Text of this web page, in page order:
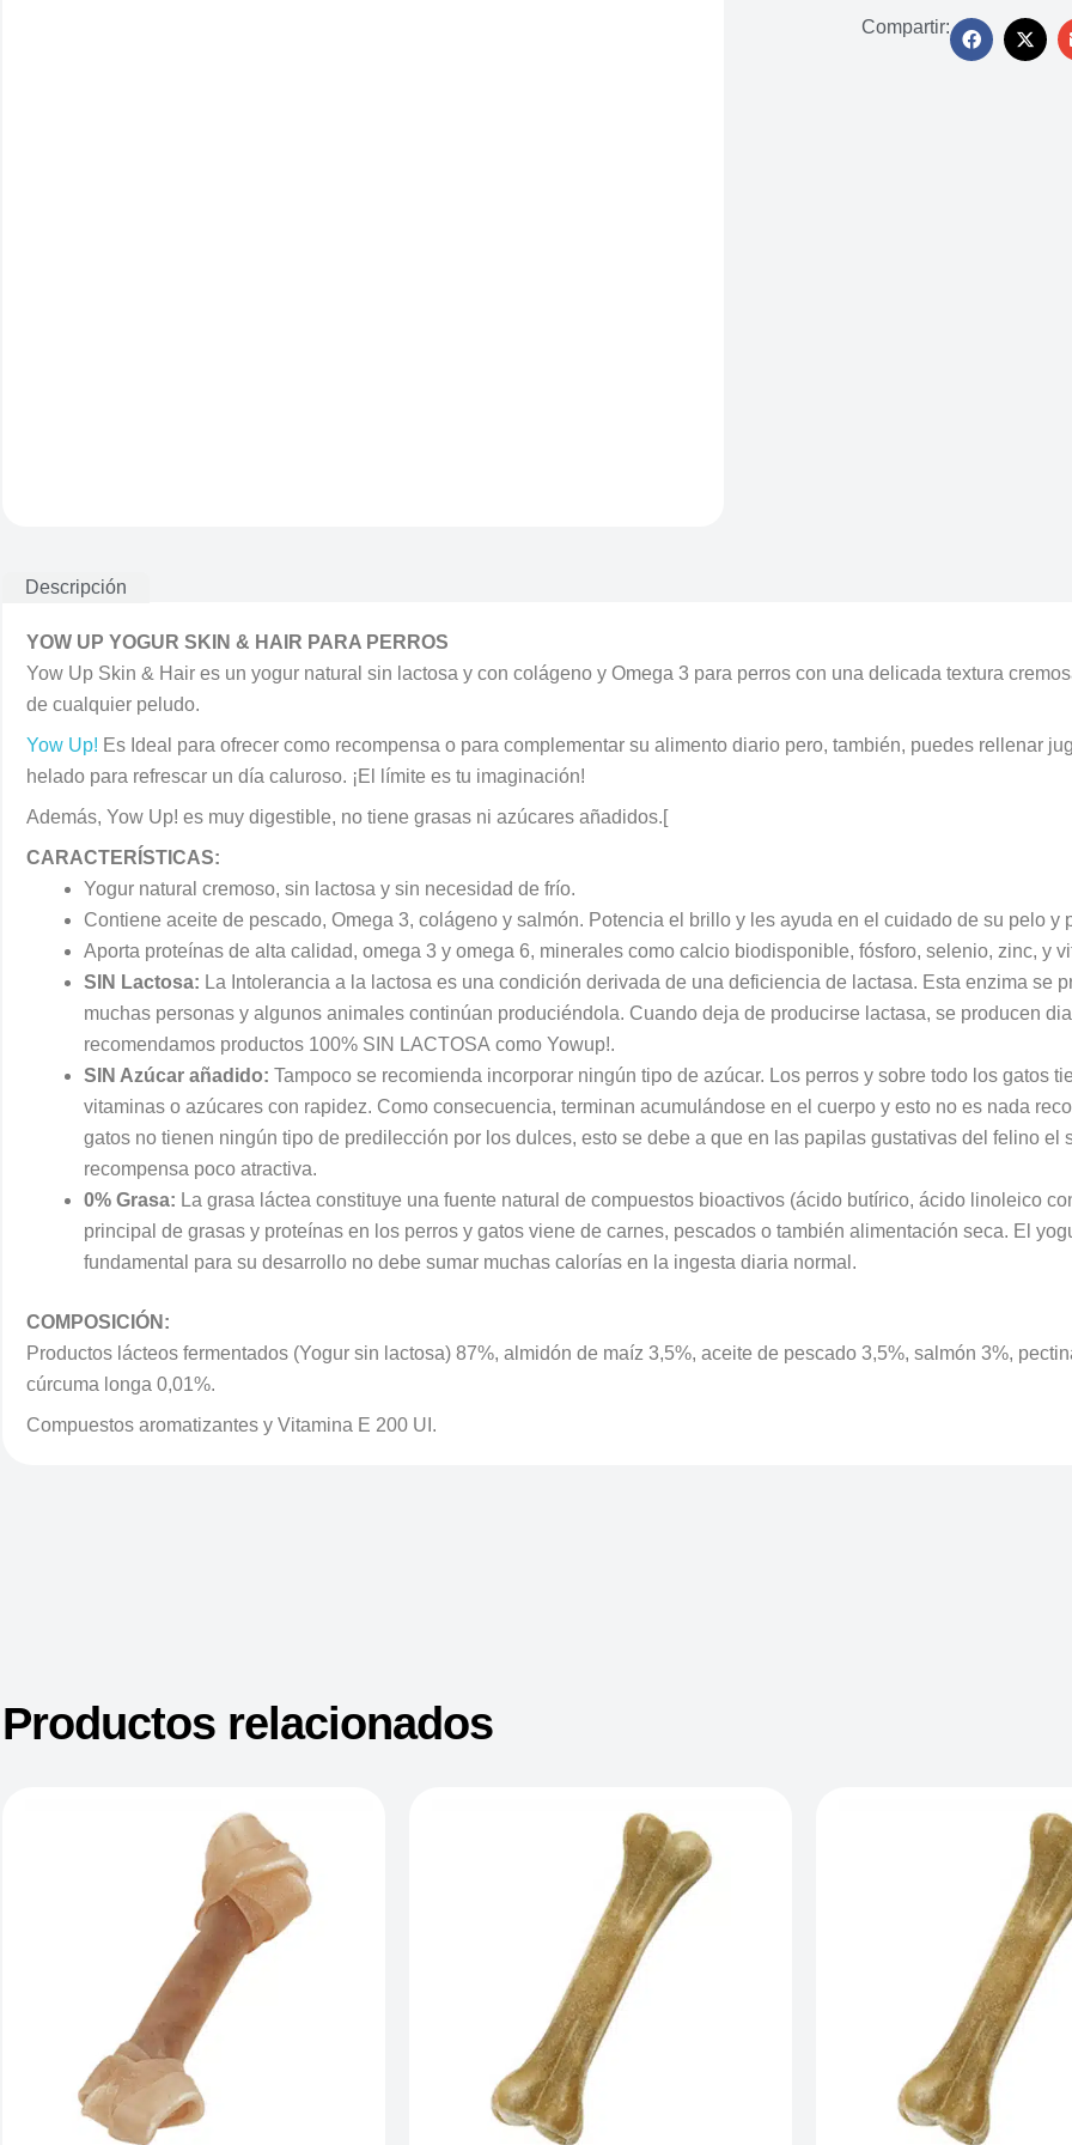
Compartir:
Descripción
YOW UP YOGUR SKIN & HAIR PARA PERROS
Yow Up Skin & Hair es un yogur natural sin lactosa y con colágeno y Omega 3 para perros con una delicada textura
de cualquier peludo.
Yow Up! Es Ideal para ofrecer como recompensa o para complementar su alimento diario pero, también, puedes rellenar
helado para refrescar un día caluroso. ¡El límite es tu imaginación!
Además, Yow Up! es muy digestible, no tiene grasas ni azúcares añadidos.[
CARACTERÍSTICAS:
Yogur natural cremoso, sin lactosa y sin necesidad de frío.
Contiene aceite de pescado, Omega 3, colágeno y salmón. Potencia el brillo y les ayuda en el cuidado de su pelo y
Aporta proteínas de alta calidad, omega 3 y omega 6, minerales como calcio biodisponible, fósforo, selenio, zinc, y
SIN Lactosa: La Intolerancia a la lactosa es una condición derivada de una deficiencia de lactasa. Esta enzima se
muchas personas y algunos animales continúan produciéndola. Cuando deja de producirse lactasa, se producen
recomendamos productos 100% SIN LACTOSA como Yowup!.
SIN Azúcar añadido: Tampoco se recomienda incorporar ningún tipo de azúcar. Los perros y sobre todo los gatos
vitaminas o azúcares con rapidez. Como consecuencia, terminan acumulándose en el cuerpo y esto no es nada
gatos no tienen ningún tipo de predilección por los dulces, esto se debe a que en las papilas gustativas del felino
recompensa poco atractiva.
0% Grasa: La grasa láctea constituye una fuente natural de compuestos bioactivos (ácido butírico, ácido linoleico
principal de grasas y proteínas en los perros y gatos viene de carnes, pescados o también alimentación seca. El
fundamental para su desarrollo no debe sumar muchas calorías en la ingesta diaria normal.
COMPOSICIÓN:
Productos lácteos fermentados (Yogur sin lactosa) 87%, almidón de maíz 3,5%, aceite de pescado 3,5%, salmón 3%,
cúrcuma longa 0,01%.
Compuestos aromatizantes y Vitamina E 200 UI.
Productos relacionados